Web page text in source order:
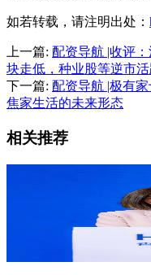
如若转载，请注明出处：
上一篇: 配资导航 |收评
块走低，种业股等逆市
下一篇: 配资导航 |极有
焦家生活的未来形态
相关推荐